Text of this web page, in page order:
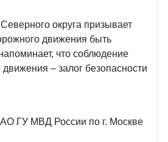
округа призывает
движения быть
что соблюдение
– залог безопасности
ГУ МВД России по г. Москве